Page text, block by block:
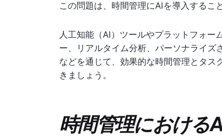
この問題は、時間管理にAIを導入するこ
人工知能（AI）ツールやプラットフォー
ー、リアルタイム分析、パーソナライズ
などを通じて、効果的な時間管理とタス
きましょう。
時間管理における